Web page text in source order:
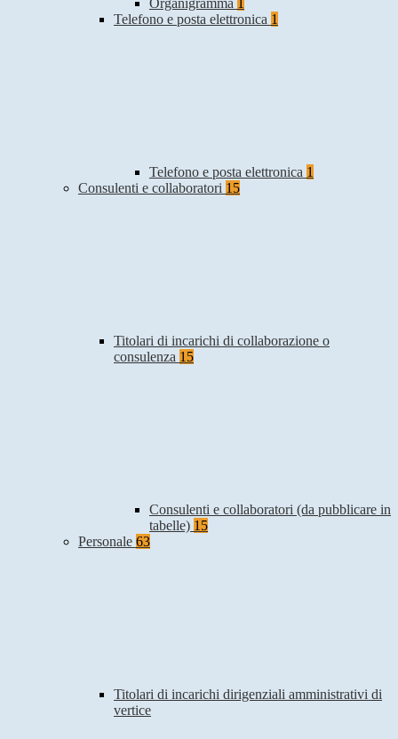
Organigramma 1
Telefono e posta elettronica 1
Telefono e posta elettronica 1
Consulenti e collaboratori 15
Titolari di incarichi di collaborazione o
consulenza 15
Consulenti e collaboratori (da pubblicare in
tabelle) 15
Personale 63
Titolari di incarichi dirigenziali amministrativi di
vertice